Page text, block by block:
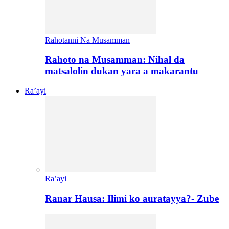
Rahotanni Na Musamman
Rahoto na Musamman: Nihal da
matsalolin dukan yara a makarantu
Ra’ayi
Ra’ayi
Ranar Hausa: Ilimi ko auratayya?- Zube